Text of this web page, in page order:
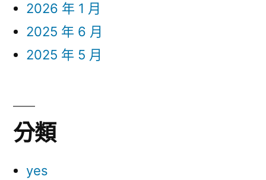
2026 年 1 月
2025 年 6 月
2025 年 5 月
分類
yes